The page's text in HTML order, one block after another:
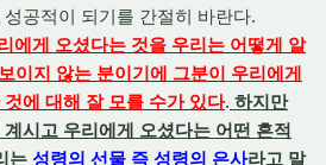
공적이 되기를 간절히 바란다.
에게 오셨다는 것을 우리는 어떻게 알
이지 않는 분이기에 그분이 우리에게
에 대해 잘 모를 수가 있다. 하지만
시고 우리에게 오셨다는 어떤 흔적
는 성령의 선물 즉 성령의 은사라고 말